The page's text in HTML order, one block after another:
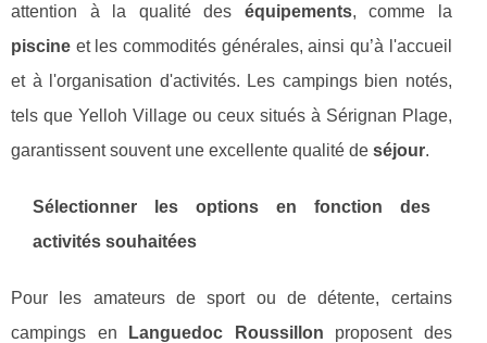
attention à la qualité des équipements, comme la
piscine et les commodités générales, ainsi qu’à l'accueil
et à l'organisation d'activités. Les campings bien notés,
tels que Yelloh Village ou ceux situés à Sérignan Plage,
garantissent souvent une excellente qualité de séjour.
Sélectionner les options en fonction des
activités souhaitées
Pour les amateurs de sport ou de détente, certains
campings en
Languedoc Roussillon proposent des